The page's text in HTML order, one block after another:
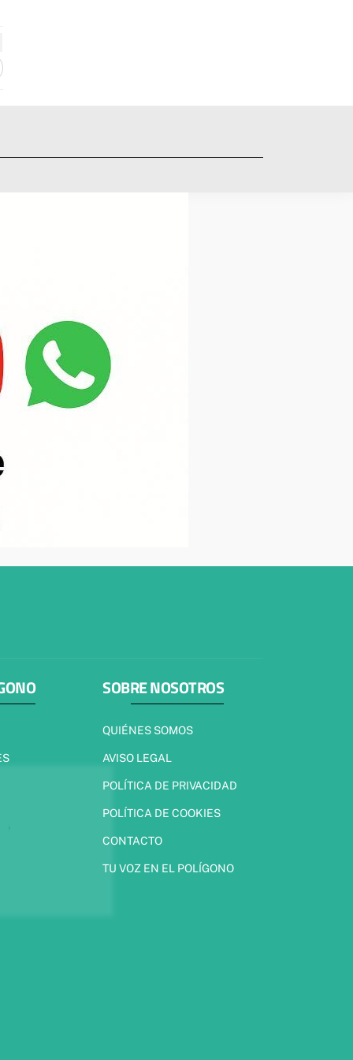
SOBRE NOSOTROS
QUIÉNES SOMOS
AVISO LEGAL
POLÍTICA DE PRIVACIDAD
POLÍTICA DE COOKIES
CONTACTO
TU VOZ EN EL POLÍGONO